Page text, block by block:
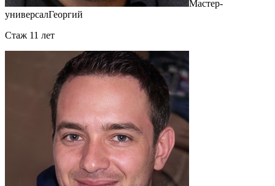
Мастер-
универсалГеоргий
Cтаж 11 лет